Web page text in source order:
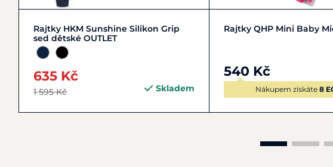
134 140 146 170
Rajtky HKM Sunshine Silikon Grip
sed dětské OUTLET
635 Kč
1 595 Kč Skladem
92 104
Rajtky QHP Mini Baby
540 Kč
Nákupem získáte 8